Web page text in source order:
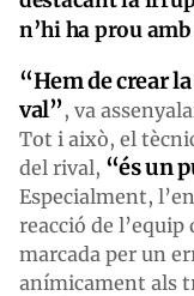
n’hi ha prou
“Hem de crear
val”, va
Tot i això, el
del rival, “és un
Especialment,
reacció de
marcada per un
anímicament als